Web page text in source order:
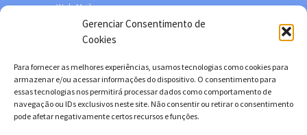
Gerenciar Consentimento de
Cookies
Para fornecer as melhores experiências, usamos tecnologias como cookies para
armazenar e/ou acessar informações do dispositivo. O consentimento para
essas tecnologias nos permitirá processar dados como comportamento de
navegação ou IDs exclusivos neste site. Não consentir ou retirar o consentimento
pode afetar negativamente certos recursos e funções.
Web Mail
Política de privacidade
Facebook
Twitter
YouTube